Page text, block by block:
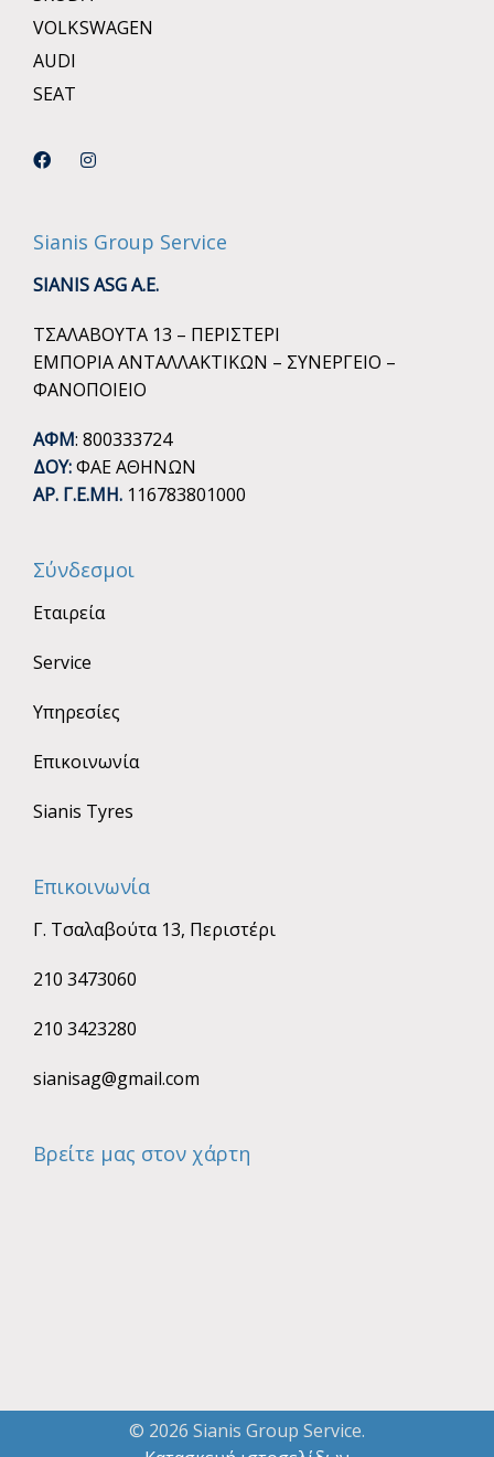
VOLKSWAGEN
AUDI
SEAT
Sianis Group Service
SIANIS ASG A.E.
ΤΣΑΛΑΒΟΥΤΑ 13 – ΠΕΡΙΣΤΕΡΙ
ΕΜΠΟΡΙΑ ΑΝΤΑΛΛΑΚΤΙΚΩΝ – ΣΥΝΕΡΓΕΙΟ –
ΦΑΝΟΠΟΙΕΙΟ
ΑΦΜ: 800333724
ΔΟΥ:ΦΑΕ ΑΘΗΝΩΝ
ΑΡ. Γ.Ε.ΜΗ. 116783801000
Σύνδεσμοι
Εταιρεία
Service
Υπηρεσίες
Επικοινωνία
Sianis Tyres
Επικοινωνία
Γ. Τσαλαβούτα 13, Περιστέρι
210 3473060
210 3423280
sianisag@gmail.com
Βρείτε μας στον χάρτη
© 2026 Sianis Group Service.